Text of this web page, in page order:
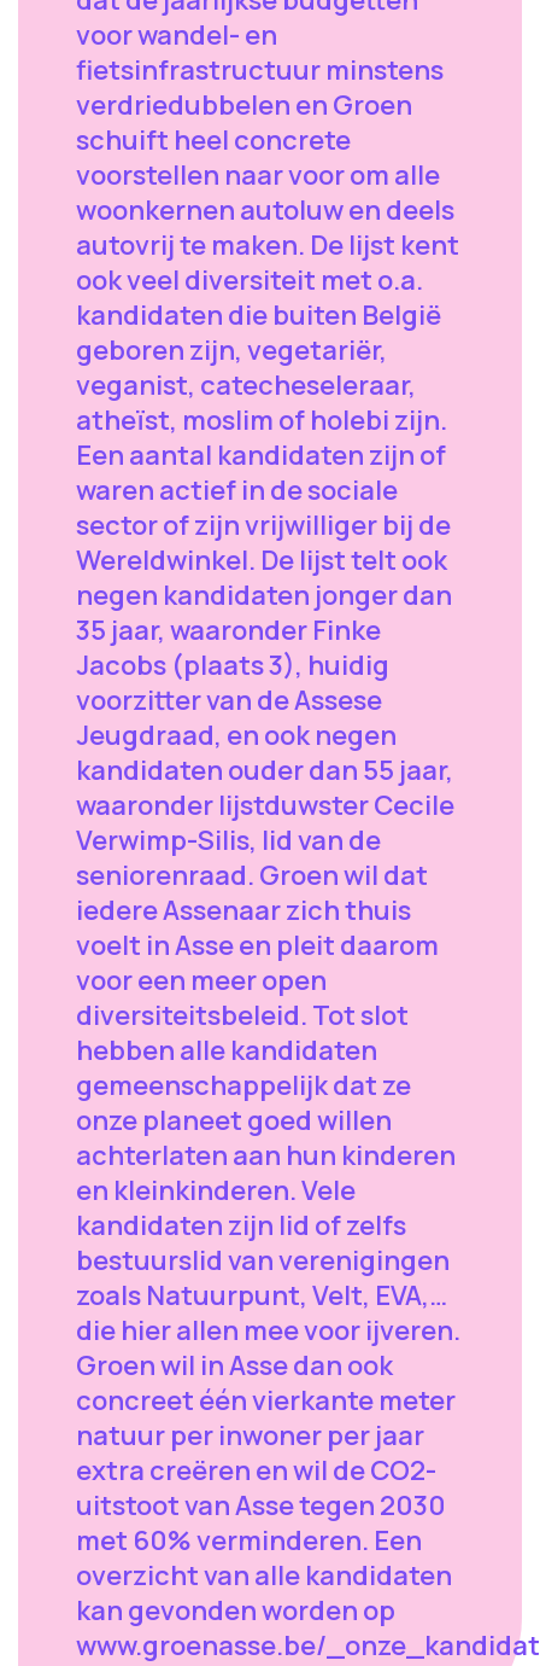
voor wandel- en
fietsinfrastructuur minstens
verdriedubbelen en Groen
schuift heel concrete
voorstellen naar voor om alle
woonkernen autoluw en deels
autovrij te maken. De lijst kent
ook veel diversiteit met o.a.
kandidaten die buiten België
geboren zijn, vegetariër,
veganist, catecheseleraar,
atheïst, moslim of holebi zijn.
Een aantal kandidaten zijn of
waren actief in de sociale
sector of zijn vrijwilliger bij de
Wereldwinkel. De lijst telt ook
negen kandidaten jonger dan
35 jaar, waaronder Finke
Jacobs (plaats 3), huidig
voorzitter van de Assese
Jeugdraad, en ook negen
kandidaten ouder dan 55 jaar,
waaronder lijstduwster Cecile
Verwimp-Silis, lid van de
seniorenraad. Groen wil dat
iedere Assenaar zich thuis
voelt in Asse en pleit daarom
voor een meer open
diversiteitsbeleid. Tot slot
hebben alle kandidaten
gemeenschappelijk dat ze
onze planeet goed willen
achterlaten aan hun kinderen
en kleinkinderen. Vele
kandidaten zijn lid of zelfs
bestuurslid van verenigingen
zoals Natuurpunt, Velt, EVA,…
die hier allen mee voor ijveren.
Groen wil in Asse dan ook
concreet één vierkante meter
natuur per inwoner per jaar
extra creëren en wil de CO2-
uitstoot van Asse tegen 2030
met 60% verminderen. Een
overzicht van alle kandidaten
kan gevonden worden op
www.groenasse.be/